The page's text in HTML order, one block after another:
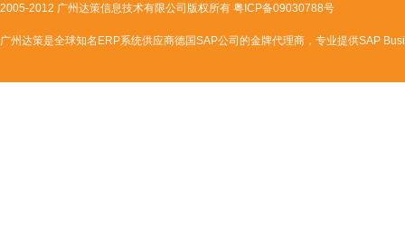
2005-2012 广州达策信息技术有限公司版权所有 粤ICP备09030788号
广州达策是全球知名ERP系统供应商德国SAP公司的金牌代理商，专业提供SAP